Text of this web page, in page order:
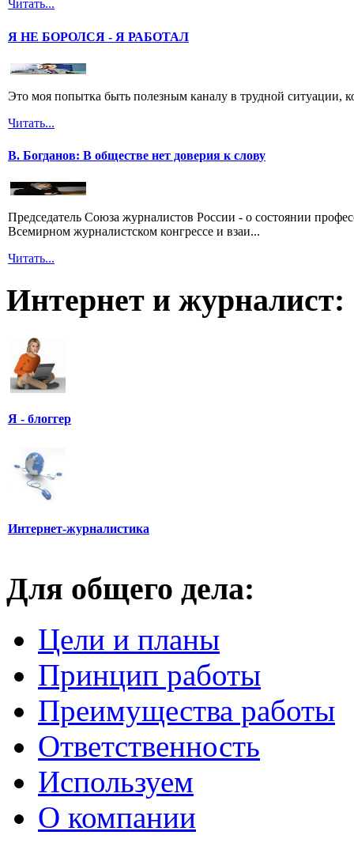
Читать...
Я НЕ БОРОЛСЯ - Я РАБОТАЛ
Это моя попытка быть полезным каналу в трудной ситуации,
Читать...
В. Богданов: В обществе нет доверия к слову
Председатель Союза журналистов России - о состоянии
Всемирном журналистском конгрессе и взаи...
Читать...
Интернет и журналист:
Я - блоггер
Интернет-журналистика
Для общего дела:
Цели и планы
Принцип работы
Преимущества работы
Ответственность
Используем
О компании